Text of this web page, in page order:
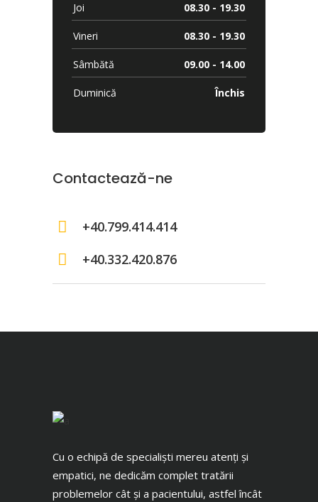
Joi 08.30 - 19.30
Vineri 08.30 - 19.30
Sâmbătă 09.00 - 14.00
Duminică Închis
Contactează-ne
+40.799.414.414
+40.332.420.876
Cu o echipă de specialiști mereu atenți și
empatici, ne dedicăm complet tratării
problemelor cât și a pacientului, astfel încât